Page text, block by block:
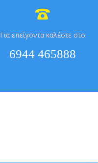

Για επείγοντα καλέστε στο
6944 465888